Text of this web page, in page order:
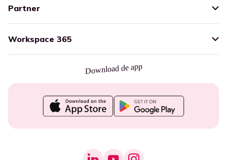
Partner
Workspace 365
Download de app